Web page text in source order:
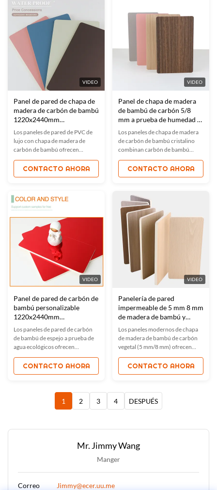
instalación y están disponibles en
varios tamaños y colores. Ideales
para hogares, oficinas y espacios
comerciales.
y con absorción de sonido,
soporte OEM certificado ISO
VIDEO
Panel de pared de chapa de
madera de carbón de bambú
1220x2440mm
impermeable a fuego
Los paneles de pared de PVC de
lujo con chapa de madera de
carbón de bambú ofrecen
protección impermeable, ignífuga
y a prueba de humedad. Ideales
para hoteles, villas y oficinas,
materiales ecológicos y colores
personalizables. Certificados con
ISO9001, ISO45001 e ISO14001
para garantizar la calidad.
CONTACTO AHORA
VIDEO
Panel de chapa de madera
de bambú de carbón 5/8
mm a prueba de humedad a
prueba de fuego
Los paneles de chapa de madera
de carbón de bambú cristalino
combinan carbón de bambú
ecológico con propiedades
ignífugas, impermeables y a
prueba de humedad. Ideales para
paneles ofrecen una fácil
instalación, resistencia al moho y
colores personalizables.
Certificados con ISO9001,
ISO45001 e ISO14001, son
perfectos para hogares, oficinas y
espacios comerciales.
CONTACTO AHORA
VIDEO
Panel de pared de carbón de
bambú personalizable
1220x2440mm
Impermeable Ecológico
Los paneles de pared de carbón
de bambú de espejo a prueba de
agua ecológicos ofrecen
durabilidad, propiedades a
prueba de moho y diseños
personalizables.y absorbente de
hoteles y oficinas.
CONTACTO AHORA
VIDEO
Panelería de pared
impermeable de 5 mm 8 mm
de madera de bambú y
carbón
Los paneles modernos de chapa
de madera de bambú de carbón
vegetal (5 mm/8 mm) ofrecen
propiedades a prueba de agua,
fuego y humedad con texturas
elegantes de grano de
oficinas y hogares. Certificado
ISO con opciones OEM flexibles.
CONTACTO AHORA
1 2 3 4 DESPUÉS
Mr. Jimmy Wang
Manger
Correo
Jimmy@ecer.uu.me